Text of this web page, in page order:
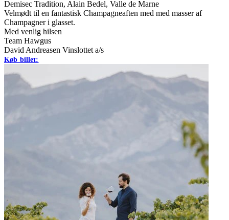
Demisec Tradition, Alain Bedel, Valle de Marne
Velmødt til en fantastisk Champagneaften med med masser af
Champagner i glasset.
Med venlig hilsen
Team Hawgus
David Andreasen Vinslottet a/s
Køb billet: